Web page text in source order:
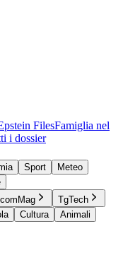
FilesFamiglia nel
i dossier
Sport
Meteo
TgTech
Cultura
Animali